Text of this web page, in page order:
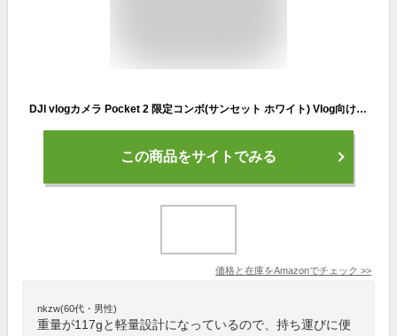
DJI vlogカメラ Pocket 2 限定コンボ(サンセット ホワイト) Vlog向け4Kカメラ アクションカメラ 3軸モーター搭載ジンバル 64MP写真 フェイス トラッキング YouTube/TikTok動画撮影 Android & iPhone対応のポータブル ビデオカメラ
この商品をサイトでみる
価格と在庫をAmazonでチェック >>
nkzw(60代・男性)
重量が117gと軽量設計になっているので、持ち運びに便